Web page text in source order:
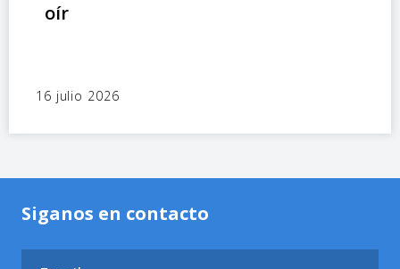
oír
16 julio 2026
Siganos en contacto